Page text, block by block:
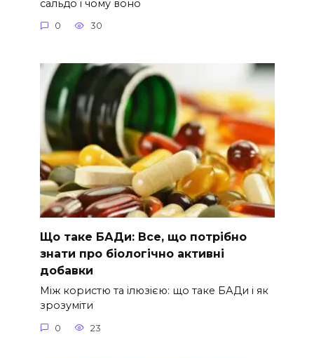
сальдо і чому воно
0 30
Що таке БАДи: Все, що потрібно
знати про біологічно активні
добавки
Між користю та ілюзією: що таке БАДи і як
зрозуміти
0 23